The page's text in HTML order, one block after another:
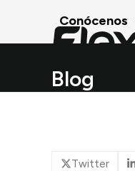
Conócenos
Blog
Twitter